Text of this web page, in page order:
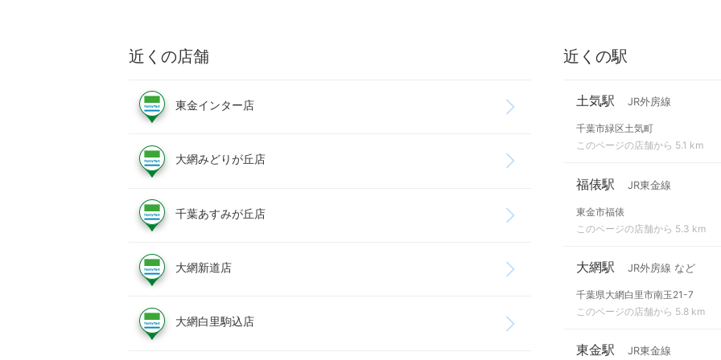
近くの店舗
東金インター店
大網みどりが丘店
千葉あすみが丘店
大網新道店
大網白里駒込店
近くの駅
土気駅 JR外房線
千葉市緑区土気町
このページの店舗から 5.1 km
福俵駅 JR東金線
東金市福俵
このページの店舗から 5.3 km
大網駅 JR外房線 など
千葉県大網白里市南玉21-7
このページの店舗から 5.8 km
東金駅 JR東金線